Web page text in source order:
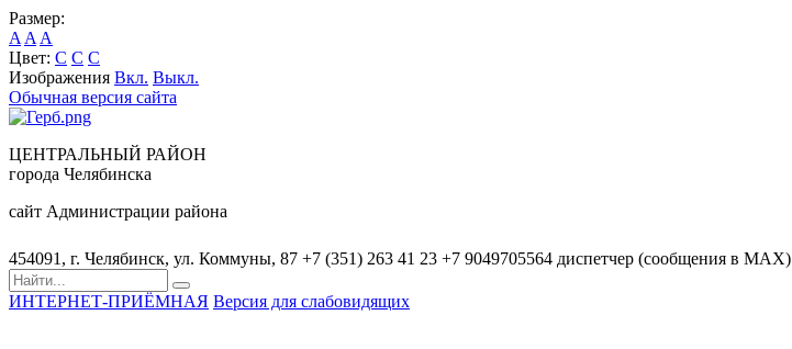
Размер:
A A A
Цвет: C C C
Изображения Вкл. Выкл.
Обычная версия сайта
ЦЕНТРАЛЬНЫЙ РАЙОН
города Челябинска
сайт Администрации района
454091, г. Челябинск, ул. Коммуны, 87 +7 (351) 263 41 23 +7 9049705564 диспетчер (сообщения в MAX)
ИНТЕРНЕТ-ПРИЁМНАЯ Версия для слабовидящих